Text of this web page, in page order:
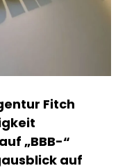
Fitch
„BBB-“
auf